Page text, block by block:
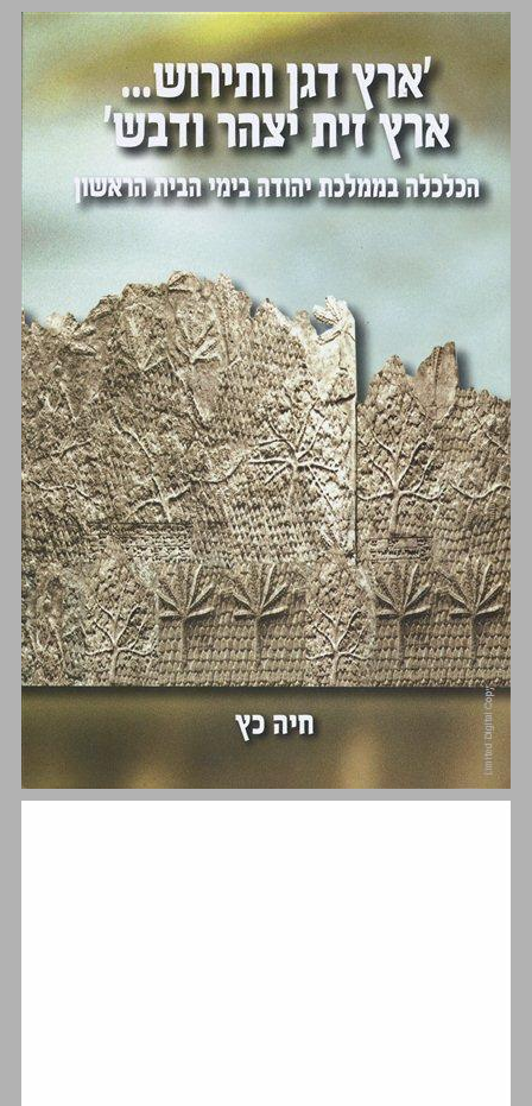
'ארץ דגן ותירוש‭...‬ ארץ זית יצהר ודבש' הכלכלה בממלכת יהודה בימי הבית הראשון ... 0
מבוא ... 1